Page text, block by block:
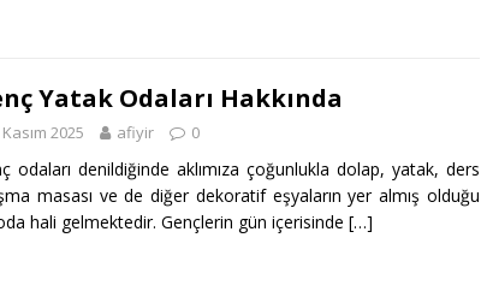
Yatak Odaları Hakkında
Kasım 2025 afiyir 0
odaları denildiğinde aklımıza çoğunlukla dolap, yatak, ders
masası ve de diğer dekoratif eşyaların yer almış olduğu
hali gelmektedir. Gençlerin gün içerisinde […]